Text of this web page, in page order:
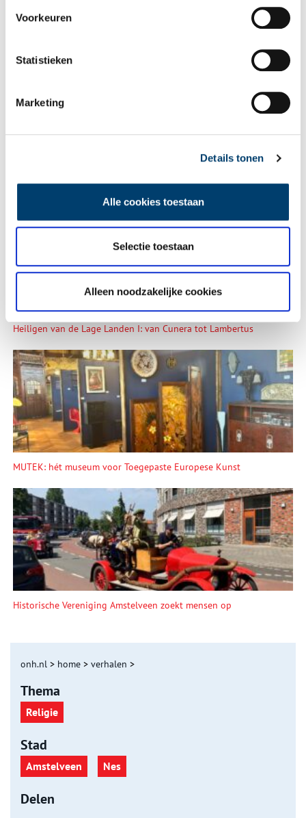
Voorkeuren
Statistieken
Marketing
Details tonen
Alle cookies toestaan
Selectie toestaan
Alleen noodzakelijke cookies
E-mail
Vink dit aan als u op de hoogte gehouden wil worden.
Heiligen van de Lage Landen I: van Cunera tot Lambertus
MUTEK: hét museum voor Toegepaste Europese Kunst
Historische Vereniging Amstelveen zoekt mensen op
onh.nl > home > verhalen >
Thema
Religie
Stad
Amstelveen Nes
Delen